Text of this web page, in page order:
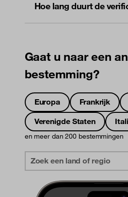
Hoe lang duurt de
Gaat u naar een
bestemming?
Europa Frankrijk
Verenigde Staten
en meer dan 200 bestemmingen